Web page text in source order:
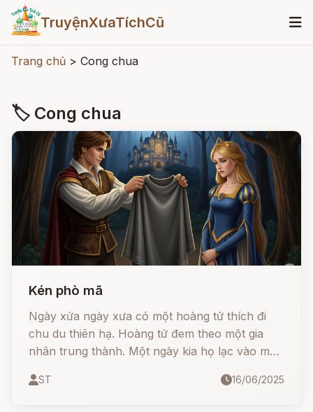
TruyệnXưaTíchCũ
Trang chủ > Cong chua
🏷 Cong chua
Kén phò mã
Ngày xửa ngày xưa có một hoàng tử thích đi
chu du thiên hạ. Hoàng tử đem theo một gia
nhân trung thành. Một ngày kia họ lạc vào một
vẫn không nhìn thấy một ngôi nhà nào, họ lo
ST 16/06/2025